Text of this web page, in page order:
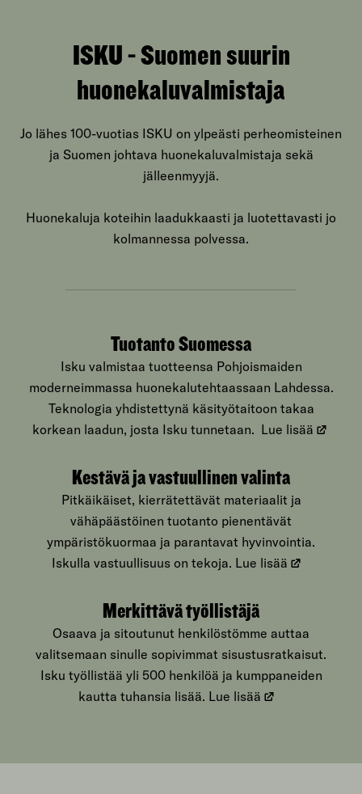
ISKU - Suomen suurin
huonekaluvalmistaja
Jo lähes 100-vuotias ISKU on ylpeästi perheomisteinen
ja Suomen johtava huonekaluvalmistaja sekä
jälleenmyyjä.
Huonekaluja koteihin laadukkaasti ja luotettavasti jo
kolmannessa polvessa.
Tuotanto Suomessa
Isku valmistaa tuotteensa Pohjoismaiden
moderneimmassa huonekalutehtaassaan Lahdessa.
Teknologia yhdistettynä käsityötaitoon takaa
korkean laadun, josta Isku tunnetaan. Lue lisää
Kestävä ja vastuullinen valinta
Pitkäikäiset, kierrätettävät materiaalit ja
vähäpäästöinen tuotanto pienentävät
ympäristökuormaa ja parantavat hyvinvointia.
Iskulla vastuullisuus on tekoja. Lue lisää
Merkittävä työllistäjä
Osaava ja sitoutunut henkilöstömme auttaa
valitsemaan sinulle sopivimmat sisustusratkaisut.
Isku työllistää yli 500 henkilöä ja kumppaneiden
kautta tuhansia lisää. Lue lisää